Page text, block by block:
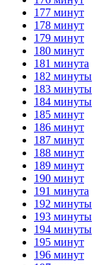
177 минут
178 минут
179 минут
180 минут
181 минута
182 минуты
183 минуты
184 минуты
185 минут
186 минут
187 минут
188 минут
189 минут
190 минут
191 минута
192 минуты
193 минуты
194 минуты
195 минут
196 минут